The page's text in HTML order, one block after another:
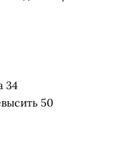
34
50